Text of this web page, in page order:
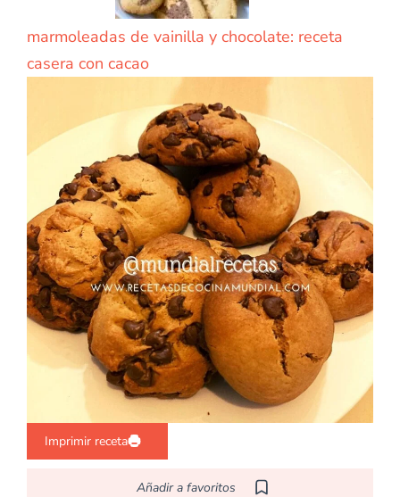
marmoleadas de vainilla y chocolate: receta
casera con cacao
Imprimir receta
Añadir a favoritos